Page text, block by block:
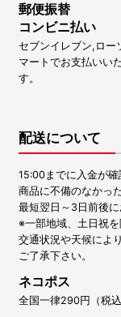
郵便振替
コンビニ払い
セブンイレブン,ロー
マートでお支払いい
す。
配送について
15:00までに入金が
商品に不備のなかっ
最短翌日～3日前後に
※一部地域、土日祝を
交通状況や天候によ
ご了承下さい。
ネコポス
全国一律290円（税込